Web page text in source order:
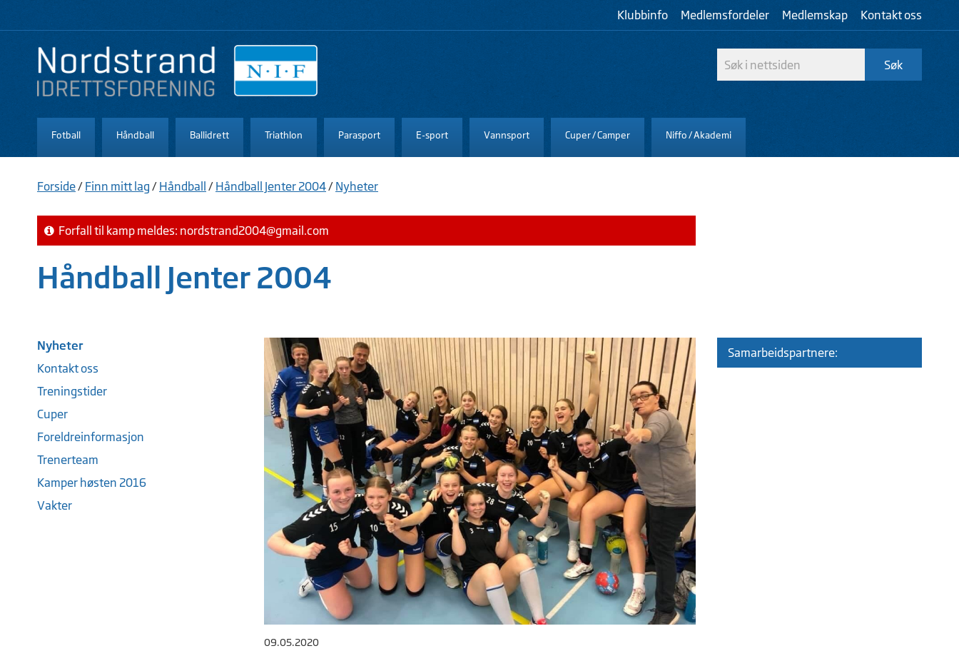
Klubbinfo Medlemsfordeler Medlemskap Kontakt oss
Fotball Håndball Ballidrett Triathlon Parasport E-sport Vannsport Cuper / Camper Niffo / Akademi
Forside/ Finn mitt lag / Håndball / Håndball Jenter 2004/ Nyheter
Forfall til kamp meldes: nordstrand2004@gmail.com
Håndball Jenter 2004
Nyheter
Kontakt oss
Treningstider
Cuper
Foreldreinformasjon
Trenerteam
Kamper høsten 2016
Vakter
09.05.2020
Samarbeidspartnere: